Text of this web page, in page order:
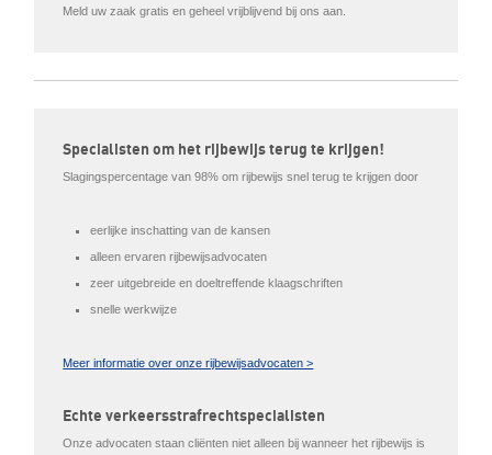
Meld uw zaak gratis en geheel vrijblijvend bij ons aan.
Specialisten om het rijbewijs terug te krijgen!
Slagingspercentage van 98% om rijbewijs snel terug te krijgen door
eerlijke inschatting van de kansen
alleen ervaren rijbewijsadvocaten
zeer uitgebreide en doeltreffende klaagschriften
snelle werkwijze
Meer informatie over onze rijbewijsadvocaten >
Echte verkeersstrafrechtspecialisten
Onze advocaten staan cliënten niet alleen bij wanneer het rijbewijs is